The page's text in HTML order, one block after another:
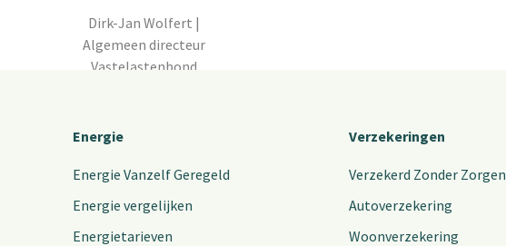
Dirk-Jan Wolfert |
Algemeen directeur
Vastelastenbond
Energie
Energie Vanzelf Geregeld
Energie vergelijken
Energietarieven
Verzekeringen
Verzekerd Zonder Zorgen
Autoverzekering
Woonverzekering